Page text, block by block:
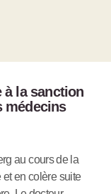
à la sanction
médecins
au cours de la
et en colère suite